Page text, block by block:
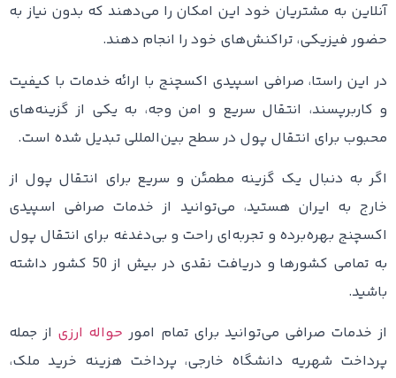
آنلاین به مشتریان خود این امکان را می‌دهند که بدون نیاز به
حضور فیزیکی، تراکنش‌های خود را انجام دهند.
در این راستا، صرافی اسپیدی اکسچنج با ارائه خدمات با کیفیت
و کاربرپسند، انتقال سریع و امن وجه، به یکی از گزینه‌های
محبوب برای انتقال پول در سطح بین‌المللی تبدیل شده‌ است.
اگر به دنبال یک گزینه مطمئن و سریع برای انتقال پول از
خارج به ایران هستید، می‌توانید از خدمات صرافی‌ اسپیدی
اکسچنج بهره‌برده و تجربه‌ای راحت و بی‌دغدغه برای انتقال پول
به تمامی کشورها و دریافت نقدی در بیش از 50 کشور داشته
باشید.
از خدمات صرافی می‌توانید برای تمام امور حواله ارزی از جمله
پرداخت شهریه دانشگاه خارجی، پرداخت هزینه خرید ملک،